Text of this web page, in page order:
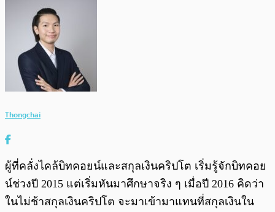
Thongchai
ผู้ที่คลั่งไคล้บิทคอยน์และสกุลเงินคริปโต เริ่มรู้จักบิทคอย
น์ช่วงปี 2015 แต่เริ่มหันมาศึกษาจริง ๆ เมื่อปี 2016 คิดว่า
ในไม่ช้าสกุลเงินคริปโต จะมาเข้ามาแทนที่สกุลเงินใน